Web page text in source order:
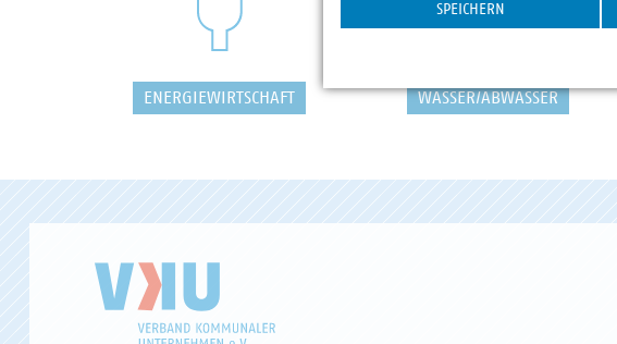
ENERGIEWIRTSCHAFT WASSER/ABWASSER
SPEICHERN